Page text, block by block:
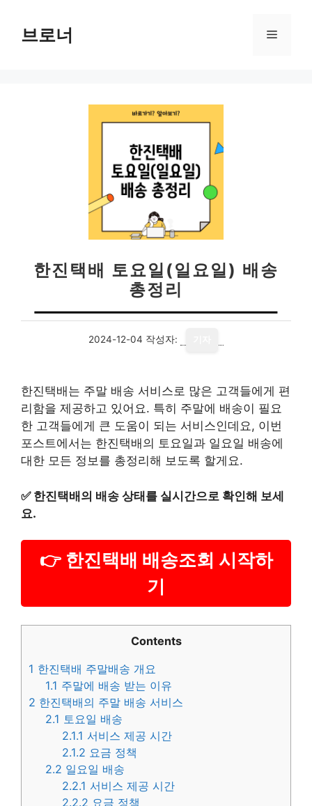
브로너 메
한진택배 토요일(일요일) 배송
총정리
2024-12-04 작성자:
한진택배는 주말 배송 서비스로 많은 고객들에게 편
리함을 제공하고 있어요. 특히 주말에 배송이 필요
한 고객들에게 큰 도움이 되는 서비스인데요, 이번
포스트에서는 한진택배의 토요일과 일요일 배송에
대한 모든 정보를 총정리해 보도록 할게요.
✅ 한진택배의 배송 상태를 실시간으로 확인해 보세
요.
👉 한진택배 배송조회 시작하
기
Contents
1 한진택배 주말배송 개요
1.1 주말에 배송 받는 이유
2 한진택배의 주말 배송 서비스
2.1 토요일 배송
2.1.1 서비스 제공 시간
2.1.2 요금 정책
2.2 일요일 배송
2.2.1 서비스 제공 시간
2.2.2 요금 정책